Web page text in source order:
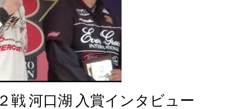
戦 河口湖 入賞インタビュー